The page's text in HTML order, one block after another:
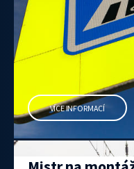
VÍCE INFORMACÍ